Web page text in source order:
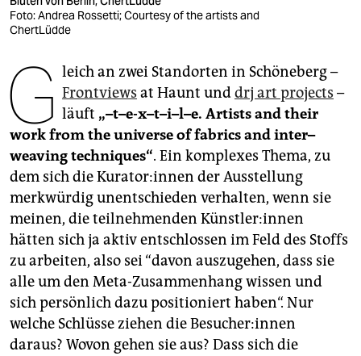
fragen & hilfe
unterstützen
abo
genossenschaft
epaper login
Foto: Andrea Rossetti; Courtesy of the artists and
ChertLüdde
G leich an zwei Standorten in Schöneberg –
Frontviews at Haunt unddrj art projects –
läuft „–t–e-x–t–i–l–e. Artists and their
work from the universe of fabrics and inter–
weaving techniques“. Ein komplexes Thema, zu
dem sich die Ku­ra­to­r:in­nen der Ausstellung
merkwürdig unentschieden verhalten, wenn sie
meinen, die teilnehmenden Künst­le­r:in­nen
hätten sich ja aktiv entschlossen im Feld des Stoffs
zu arbeiten, also sei “davon auszugehen, dass sie
alle um den Meta-Zusammenhang wissen und
sich persönlich dazu positioniert haben“. Nur
welche Schlüsse ziehen die Be­su­che­r:in­nen
daraus? Wovon gehen sie aus? Dass sich die